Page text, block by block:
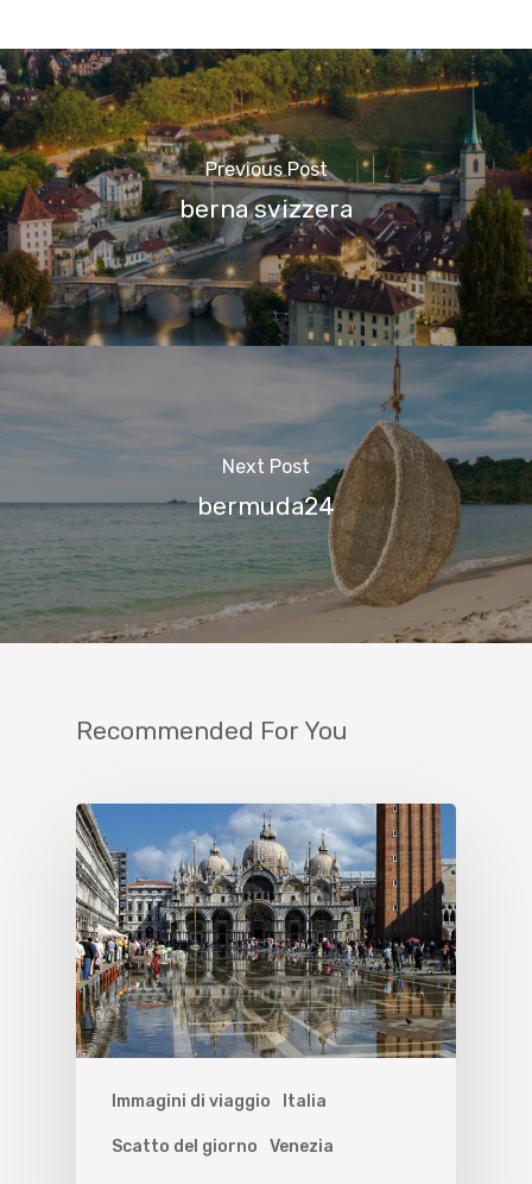
Previous Post
berna svizzera
Next Post
bermuda24
Recommended For You
Immagini di viaggio Italia
Scatto del giorno Venezia